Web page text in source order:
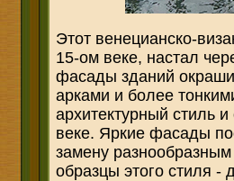
Этот венецианско-
15-ом веке, настал
фасады зданий
арками и более
архитектурный стиль
веке. Яркие фасады
замену
образцы этого стиля -